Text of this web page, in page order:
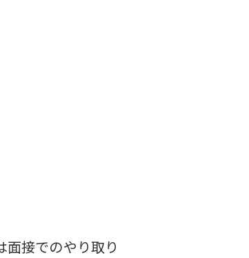
面接でのやり取り